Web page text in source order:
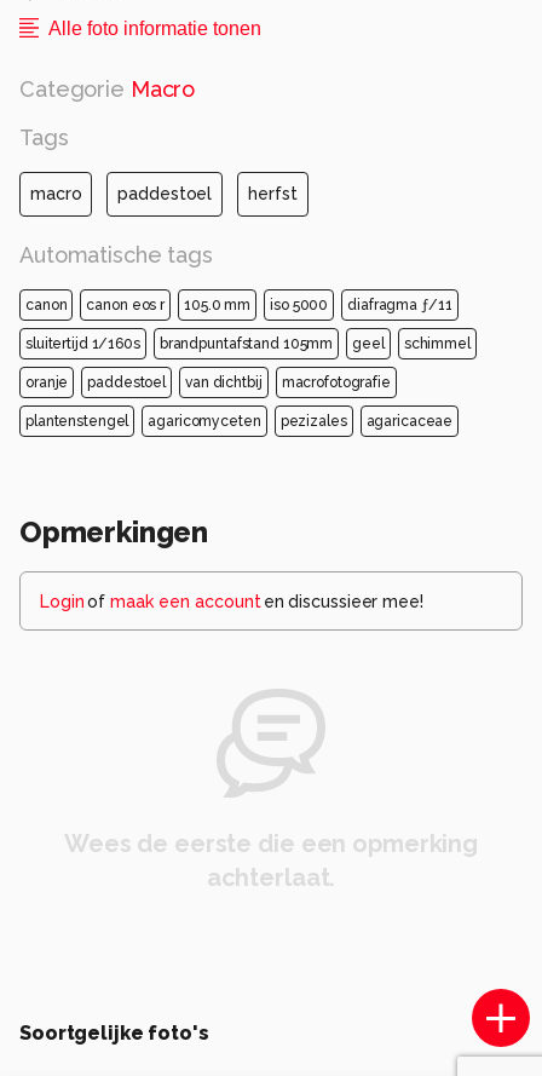
Alle foto informatie tonen
Categorie Macro
Tags
macro paddestoel herfst
Automatische tags
canon canon eos r 105.0 mm iso 5000 diafragma ƒ/11
sluitertijd 1/160s brandpuntafstand 105mm geel schimmel
oranje paddestoel van dichtbij macrofotografie
plantenstengel agaricomyceten pezizales agaricaceae
Opmerkingen
Loginof maak een account en discussieer mee!
Wees de eerste die een opmerking
achterlaat.
Soortgelijke foto's